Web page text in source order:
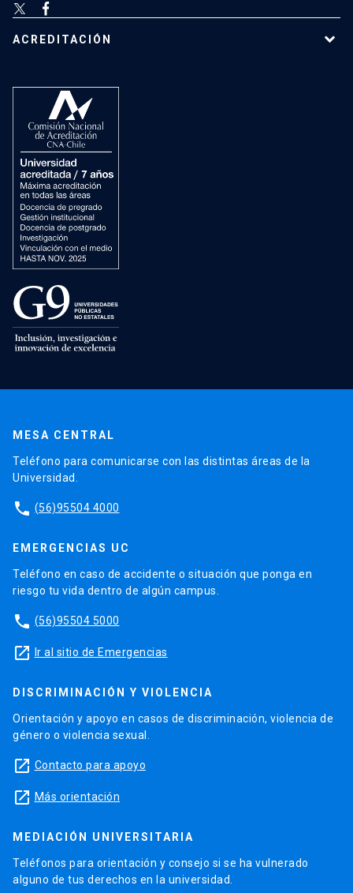
ACREDITACIÓN
MESA CENTRAL
Teléfono para comunicarse con las distintas áreas de la
Universidad.
phone (56)95504 4000
EMERGENCIAS UC
Teléfono en caso de accidente o situación que ponga en
riesgo tu vida dentro de algún campus.
phone (56)95504 5000
launch Ir al sitio de Emergencias
DISCRIMINACIÓN Y VIOLENCIA
Orientación y apoyo en casos de discriminación, violencia de
género o violencia sexual.
launch Contacto para apoyo
launch Más orientación
MEDIACIÓN UNIVERSITARIA
Teléfonos para orientación y consejo si se ha vulnerado
alguno de tus derechos en la universidad.